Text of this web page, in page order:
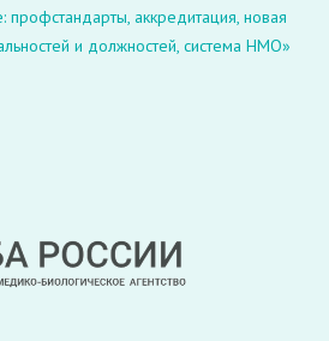
профстандарты, аккредитация, новая
и должностей, система НМО»